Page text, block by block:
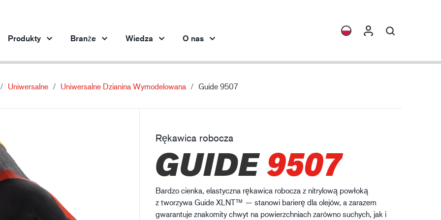
Produkty
Przemysł maszynowy
Przemysł naftowo-gazowy
Budownictwo
HXFIBR™
SPARX™
XLNT™
Branże
Przemysł maszynowy
Wiedza O nas
Uniwersalne Uniwersalne Dzianina Wymodelowana Guide 9507
Rękawica robocza
GUIDE9507
Bardzo cienka, elastyczna rękawica robocza z nitrylową powłoką
z tworzywa Guide XLNT™ — stanowi barierę dla olejów, a zarazem
gwarantuje znakomity chwyt na powierzchniach zarówno suchych, jak i